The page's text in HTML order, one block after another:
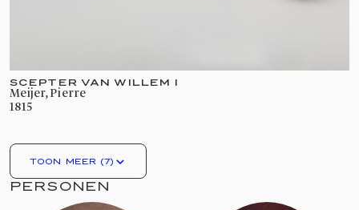
SCEPTER VAN WILLEM I
Meijer, Pierre
1815
TOON MEER (7)
PERSONEN